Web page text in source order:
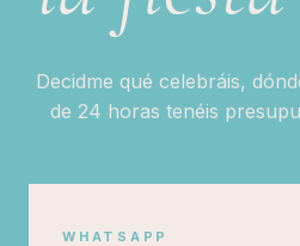
Decidme qué celebráis,
de 24 horas tenéis
WHATSAPP